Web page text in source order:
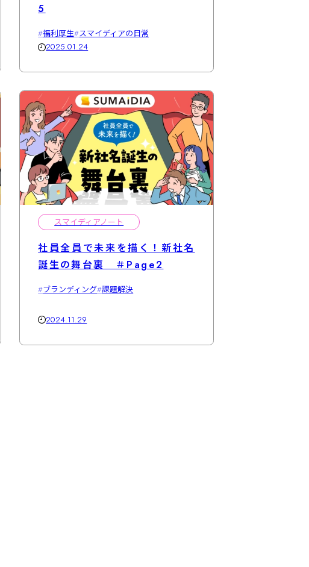
5
福利厚生 スマイディアの日常
2025.01.24
スマイディアノート
社員全員で未来を描く！新社名
誕生の舞台裏 ＃Page2
ブランディング 課題解決
2024.11.29